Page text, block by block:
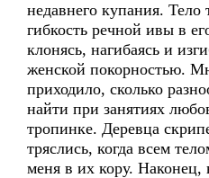
недавнего купания. Тело
гибкость речной ивы в
клонясь, нагибаясь и
женской покорностью.
приходило, сколько
найти при занятиях
тропинке. Деревца
тряслись, когда всем
меня в их кору.